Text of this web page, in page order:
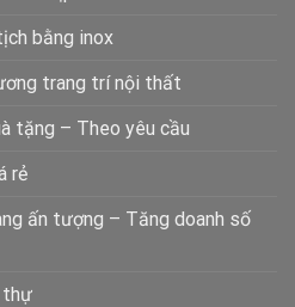
bằng inox
trang trí nội thất
tặng – Theo yêu cầu
rẻ
ấn tượng – Tăng doanh số
thự